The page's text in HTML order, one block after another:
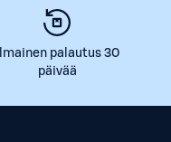
Ilmainen palautus 30
päivää